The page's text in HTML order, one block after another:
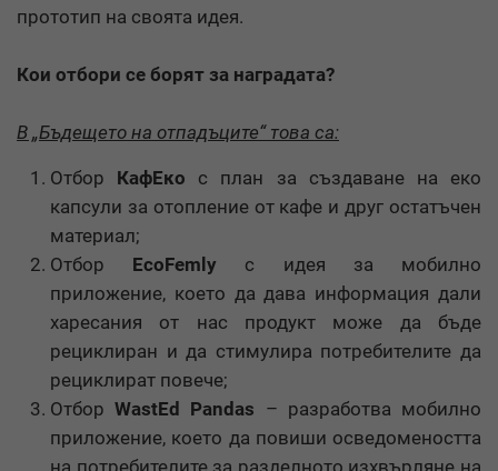
прототип на своята идея.
Кои отбори се борят за наградата?
В „Бъдещето на отпадъците“ това са:
Отбор КафЕко с план за създаване на еко
капсули за отопление от кафе и друг остатъчен
материал;
Отбор EcoFemly с идея за мобилнo
приложениe, което да дава информация дали
харесания от нас продукт може да бъде
рециклиран и да стимулира потребителите да
рециклират повече;
ОтборWastEd Pandas – разработва мобилно
приложение, което да повиши осведомеността
на потребителите за разделното изхвърляне на